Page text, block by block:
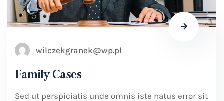
wilczekgranek@wp.pl
Family Cases
Sed ut perspiciatis unde omnis iste natus error sit